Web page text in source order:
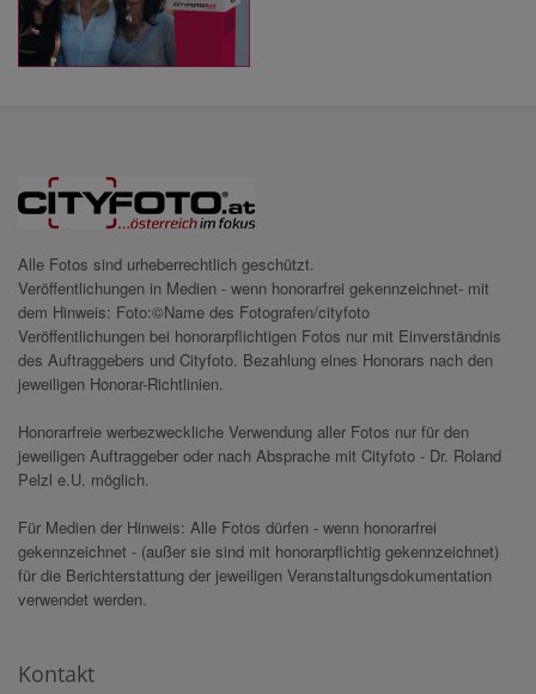
Alle Fotos sind urheberrechtlich geschützt.
Veröffentlichungen in Medien - wenn honorarfrei gekennzeichnet- mit
dem Hinweis: Foto:©Name des Fotografen/cityfoto
Veröffentlichungen bei honorarpflichtigen Fotos nur mit Einverständnis
des Auftraggebers und Cityfoto. Bezahlung eines Honorars nach den
jeweiligen Honorar-Richtlinien.
Honorarfreie werbezweckliche Verwendung aller Fotos nur für den
jeweiligen Auftraggeber oder nach Absprache mit Cityfoto - Dr. Roland
Pelzl e.U. möglich.
Für Medien der Hinweis: Alle Fotos dürfen - wenn honorarfrei
gekennzeichnet - (außer sie sind mit honorarpflichtig gekennzeichnet)
für die Berichterstattung der jeweiligen Veranstaltungsdokumentation
verwendet werden.
Kontakt